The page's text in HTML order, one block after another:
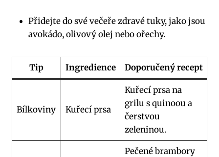
Přidejte do své večeře zdravé tuky, jako jsou
avokádo, olivový olej nebo ořechy.
Tip Ingredience Doporučený recept
Bílkoviny Kuřecí prsa
Kuřecí prsa na
grilu s quinoou a
čerstvou
zeleninou.
Pečené brambory